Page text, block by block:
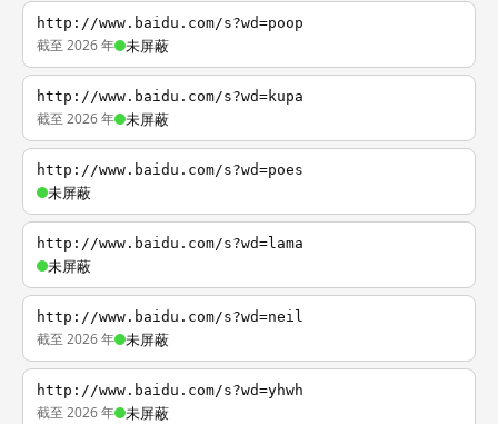
http://www.baidu.com/s?wd=poop
截至 2026 年 未屏蔽
http://www.baidu.com/s?wd=kupa
截至 2026 年 未屏蔽
http://www.baidu.com/s?wd=poes
未屏蔽
http://www.baidu.com/s?wd=lama
未屏蔽
http://www.baidu.com/s?wd=neil
截至 2026 年 未屏蔽
http://www.baidu.com/s?wd=yhwh
截至 2026 年 未屏蔽